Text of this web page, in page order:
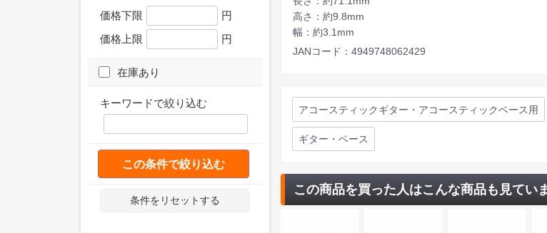
価格下限
円
価格上限
円
在庫あり
キーワードで絞り込む
この条件で絞り込む
条件をリセットする
高さ：約9.8mm
幅：約3.1mm
JANコード：4949748062429
アコースティックギター・アコースティックベース用
ギター・ベース
この商品を買った人はこんな商品も見てい